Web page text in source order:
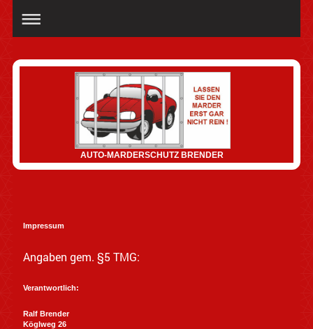
AUTO-MARDERSCHUTZ BRENDER
Impressum
Angaben gem. §5 TMG:
Verantwortlich:
Ralf Brender
Köglweg 26